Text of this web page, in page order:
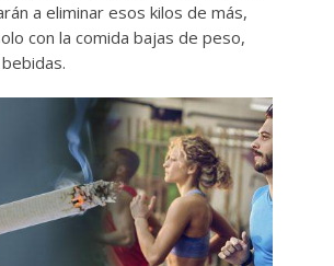
a eliminar esos kilos de más,
con la comida bajas de peso,